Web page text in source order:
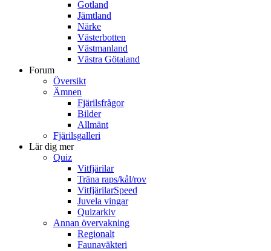
Gotland
Jämtland
Närke
Västerbotten
Västmanland
Västra Götaland
Forum
Översikt
Ämnen
Fjärilsfrågor
Bilder
Allmänt
Fjärilsgalleri
Lär dig mer
Quiz
Vitfjärilar
Träna raps/kål/rov
VitfjärilarSpeed
Juvela vingar
Quizarkiv
Annan övervakning
Regionalt
Faunaväkteri